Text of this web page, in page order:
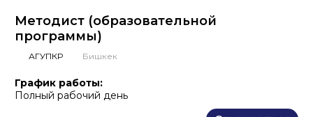
Методист (образовательной
программы)
АГУПКР Бишкек
График работы:
Полный рабочий день